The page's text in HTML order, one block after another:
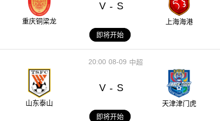
重庆铜梁龙
V - S
上海海港
即将开始
08-09
20:00 中超
山东泰山
V - S
天津津门虎
即将开始